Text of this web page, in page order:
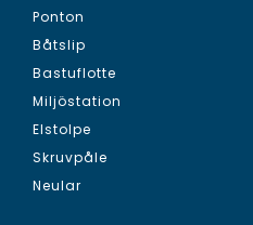
Ponton
Båtslip
Bastuflotte
Miljöstation
Elstolpe
Skruvpåle
Neular